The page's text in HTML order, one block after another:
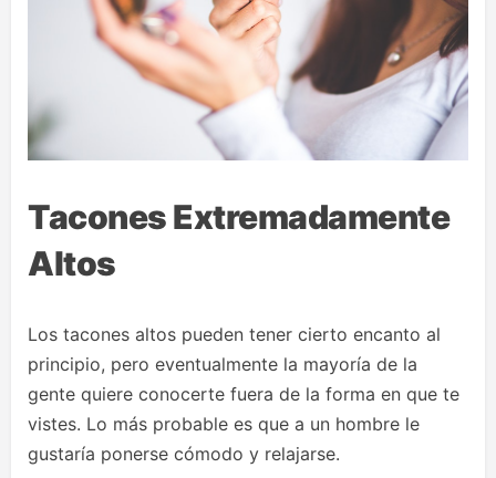
Tacones Extremadamente
Altos
Los tacones altos pueden tener cierto encanto al
principio, pero eventualmente la mayoría de la
gente quiere conocerte fuera de la forma en que te
vistes. Lo más probable es que a un hombre le
gustaría ponerse cómodo y relajarse.